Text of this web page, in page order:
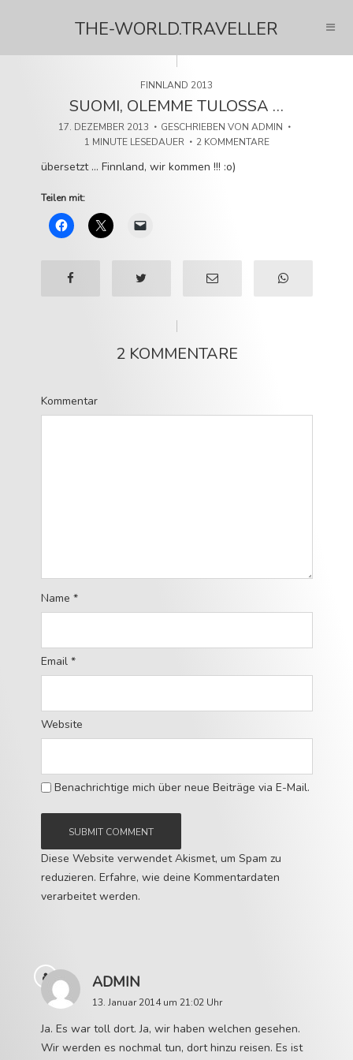
THE-WORLD.TRAVELLER
FINNLAND 2013
SUOMI, OLEMME TULOSSA …
17. DEZEMBER 2013 GESCHRIEBEN VON ADMIN
1 MINUTE LESEDAUER
2 KOMMENTARE
übersetzt … Finnland, wir kommen !!! :o)
Teilen mit:
2 KOMMENTARE
Kommentar
Name *
Email *
Website
Benachrichtige mich über neue Beiträge via E-Mail.
Diese Website verwendet Akismet, um Spam zu
reduzieren. Erfahre, wie deine Kommentardaten
verarbeitet werden.
ADMIN
13. Januar 2014 um 21:02 Uhr
Ja. Es war toll dort. Ja, wir haben welchen gesehen.
Wir werden es nochmal tun, dort hinzu reisen. Es ist